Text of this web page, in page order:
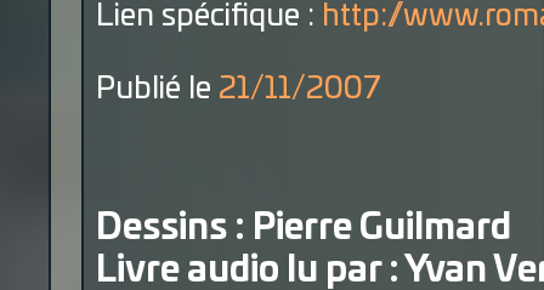
Lien spécifique : http://
Publié le 21/11/2007
Dessins : Pierre Guilmard
Livre audio lu par : Yvan